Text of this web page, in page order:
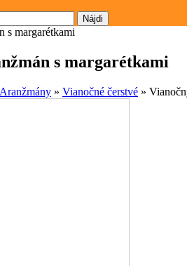
s margarétkami
Aranžmány » Vianočné čerstvé »